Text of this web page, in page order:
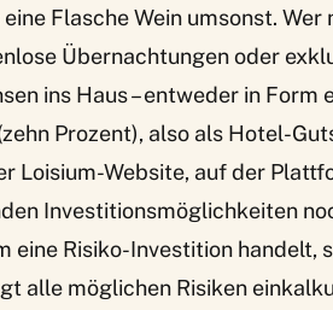
Flasche Wein umsonst.
Übernachtungen oder
ins Haus – entweder in Form
Prozent), also als Hotel-
Loisium-Website, auf der
Investitionsmöglichkeiten
eine Risiko-Investition handelt,
alle möglichen Risiken